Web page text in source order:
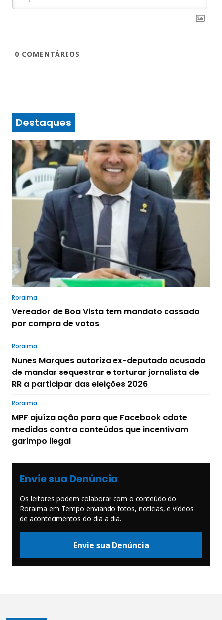
0 COMENTÁRIOS
Destaques
Roraima
Vereador de Boa Vista tem mandato cassado
por compra de votos
Roraima
Nunes Marques autoriza ex-deputado acusado
de mandar sequestrar e torturar jornalista de
RR a participar das eleições 2026
Roraima
MPF ajuíza ação para que Facebook adote
medidas contra conteúdos que incentivam
garimpo ilegal
Envie sua Denúncia
Os leitores podem colaborar com o conteúdo do
Roraima em Tempo enviando fotos, notícias, e vídeos
de acontecimentos do dia a dia.
Envie sua Denúncia